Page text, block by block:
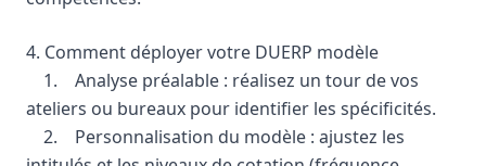
4. Comment déployer votre DUERP modèle
1. Analyse préalable : réalisez un tour de vos
ateliers ou bureaux pour identifier les spécificités.
2. Personnalisation du modèle : ajustez les